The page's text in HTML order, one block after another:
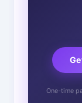
One-time